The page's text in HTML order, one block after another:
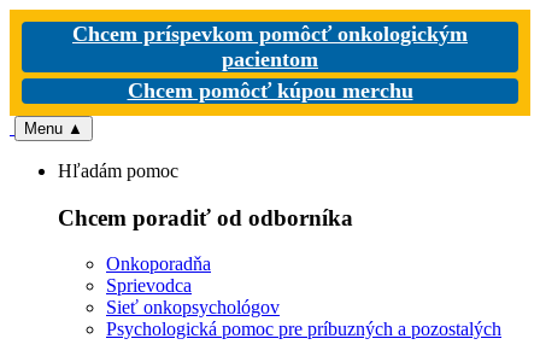
Chcem príspevkom pomôcť onkologickým
pacientom
Chcem pomôcť kúpou merchu
Menu ▲
Hľadám pomoc
Chcem poradiť od odborníka
Onkoporadňa
Sprievodca
Sieť onkopsychológov
Psychologická pomoc pre príbuzných a pozostalých